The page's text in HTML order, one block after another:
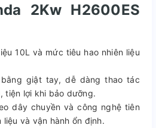
2Kw H2600ES
10L và mức tiêu hao nhiên liệu
giật tay, dễ dàng thao tác
tiện lợi khi bảo dưỡng.
dây chuyền và công nghệ tiên
và vận hành ổn định.